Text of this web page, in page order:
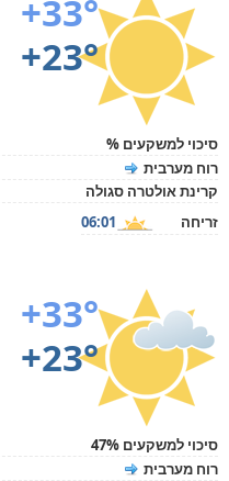
+33°
+23°
סיכוי למשקעים %
רוח מערבית
קרינת אולטרה סגולה
זריחה
06:01
+33°
+23°
סיכוי למשקעים 47%
רוח מערבית